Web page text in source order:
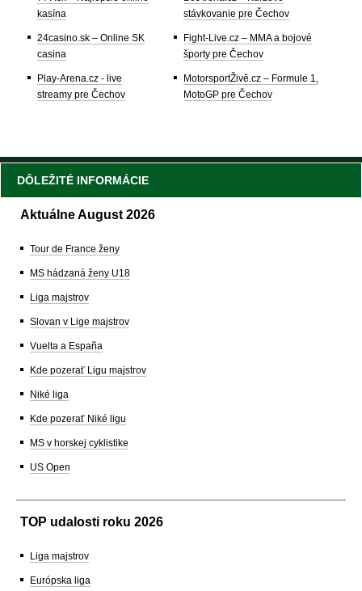
kasína
24casino.sk – Online SK
casina
Play-Arena.cz - live
streamy pre Čechov
stávkovanie pre Čechov
Fight-Live.cz – MMA a bojové
športy pre Čechov
MotorsportŽivě.cz – Formule 1,
MotoGP pre Čechov
DÔLEŽITÉ INFORMÁCIE
Aktuálne August 2026
Tour de France ženy
MS hádzaná ženy U18
Liga majstrov
Slovan v Lige majstrov
Vuelta a España
Kde pozerať Ligu majstrov
Niké liga
Kde pozerať Niké ligu
MS v horskej cyklistike
US Open
TOP udalosti roku 2026
Liga majstrov
Európska liga